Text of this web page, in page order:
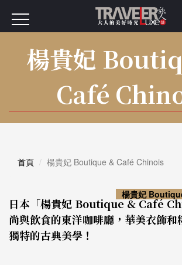
楊貴妃
Café
首頁 楊貴妃 Boutique & Café Chinois
日本「楊貴妃 Boutique & Café
尚與飲食的東洋咖啡廳，華美衣飾和
獨特的古典美學！
楊貴妃